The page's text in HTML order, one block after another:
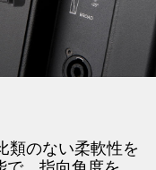
類のない柔軟性を